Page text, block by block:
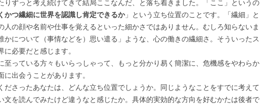
りずっと考え続けてきて結局ここなんだ、と落ち着きました。「ここ」というの
かつ繊細に世界を認識し肯定できるか」という立ち位置のことです。「繊細」と
人の顔や名前や仕事を覚えるといった細かさではありません。むしろ知らないま
かについて（事情などを）思い遣る」ような、心の働きの繊細さ。そういったス
に必要だと感じます。
至っている方々もいらっしゃって、もっと分かり易く簡潔に、危機感をやわらか
に出会うことがあります。
ださったあなたは、どんな立ち位置でしょうか。同じようなことをすでに考えて
文を読んでみたけど違うなと感じたか。具体的実効的な方向を好むかたは後者で